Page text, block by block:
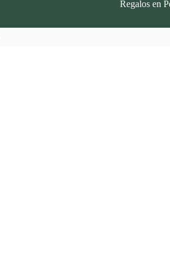
Regalos en